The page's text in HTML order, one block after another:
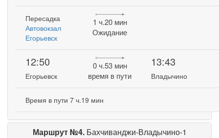
Пересадка
Автовокзал
Егорьевск
1 ч.20 мин
Ожидание
12:50
Егорьевск
0 ч.53 мин
время в пути
13:43
Владычино
Время в пути 7 ч.19 мин
Маршрут №4. Бахчиванджи-Владычино-1